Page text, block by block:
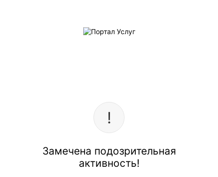
Замечена подозрительная
активность!